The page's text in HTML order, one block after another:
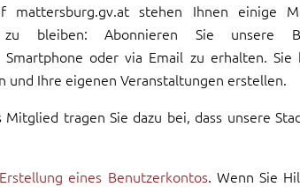
mattersburg.gv.at stehen Ihnen einige
bleiben: Abonnieren Sie unsere
oder via Email zu erhalten.
und Ihre eigenen Veranstaltungen erstellen.
tragen Sie dazu bei, dass unsere
eines Benutzerkontos. Wenn Sie